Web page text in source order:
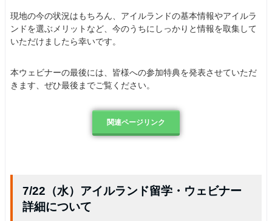
現地の今の状況はもちろん、アイルランドの基本情報やアイルラ
ンドを選ぶメリットなど、今のうちにしっかりと情報を取集して
いただけましたら幸いです。
本ウェビナーの最後には、皆様への参加特典を発表させていただ
きます、ぜひ最後までご覧ください。
関連ページリンク
7/22（水）アイルランド留学・ウェビナー
詳細について